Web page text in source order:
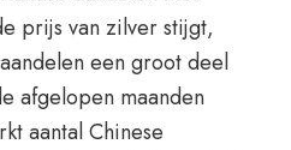
prijs van zilver stijgt,
een groot deel
afgelopen maanden
aantal Chinese